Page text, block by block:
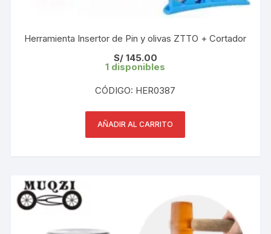
Herramienta Insertor de Pin y olivas ZTTO + Cortador
S/145.00
1 disponibles
CÓDIGO: HER0387
AÑADIR AL CARRITO